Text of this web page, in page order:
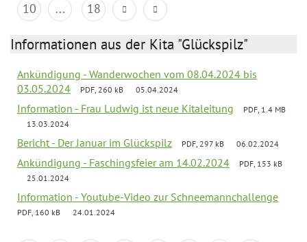
10
... 18
Informationen aus der Kita "Glückspilz"
Ankündigung - Wanderwochen vom 08.04.2024 bis
03.05.2024
PDF, 260 kB 05.04.2024
Information - Frau Ludwig ist neue Kitaleitung
PDF, 1.4 MB
13.03.2024
Bericht - Der Januar im Glückspilz PDF, 297 kB 06.02.2024
Ankündigung - Faschingsfeier am 14.02.2024
PDF, 153 kB
25.01.2024
Information - Youtube-Video zur Schneemannchallenge
PDF, 160 kB 24.01.2024